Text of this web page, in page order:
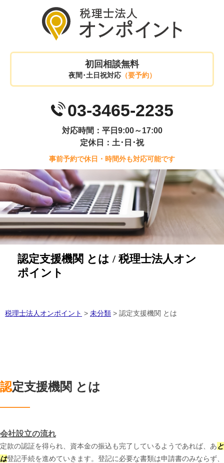
初回相談無料
夜間･土日祝対応（要予約）
03-3465-2235
対応時間：平日9:00～17:00
定休日：土･日･祝
事前予約で休日・時間外も対応可能です
認定支援機関 とは / 税理士法人オン
ポイント
税理士法人オンポイント > 未分類 > 認定支援機関 とは
認定支援機関 とは
会社設立の流れ
定款の認証を得られ、資本金の振込も完了しているようであれば、あと
は登記手続を進めていきます。登記に必要な書類は申請書のみならず、